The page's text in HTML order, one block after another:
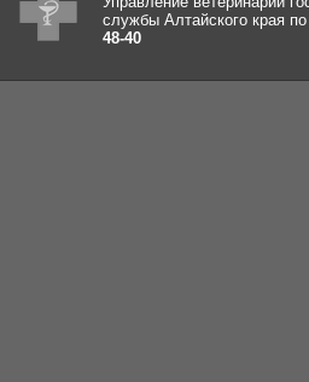
службы Алтайского края
48-40